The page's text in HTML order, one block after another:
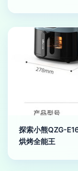
探索小熊QZG-
烘烤全能王